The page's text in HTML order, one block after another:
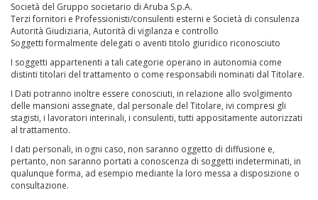
Società del Gruppo societario di Aruba S.p.A.
Terzi fornitori e Professionisti/consulenti esterni e Società di consulenza
Autorità Giudiziaria, Autorità di vigilanza e controllo
Soggetti formalmente delegati o aventi titolo giuridico riconosciuto
I soggetti appartenenti a tali categorie operano in autonomia come
distinti titolari del trattamento o come responsabili nominati dal Titolare.
I Dati potranno inoltre essere conosciuti, in relazione allo svolgimento
delle mansioni assegnate, dal personale del Titolare, ivi compresi gli
stagisti, i lavoratori interinali, i consulenti, tutti appositamente autorizzati
al trattamento.
I dati personali, in ogni caso, non saranno oggetto di diffusione e,
pertanto, non saranno portati a conoscenza di soggetti indeterminati, in
qualunque forma, ad esempio mediante la loro messa a disposizione o
consultazione.